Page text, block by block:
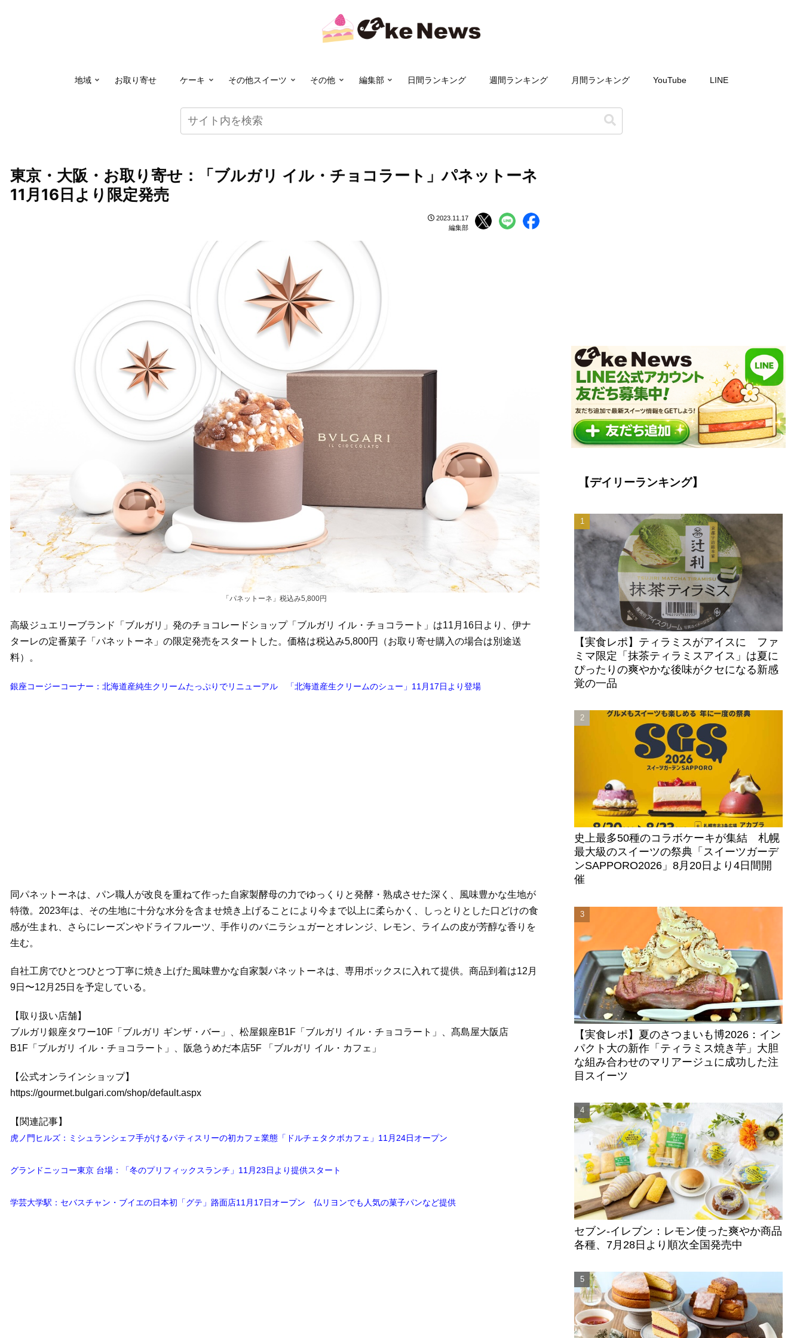
地域 お取り寄せ ケーキ その他スイーツ その他 編集部 日間ランキング 週間ランキング 月間ランキング YouTube LINE
東京・大阪・お取り寄せ：「ブルガリ イル・チョコラート」パネットーネ
11月16日より限定発売
2023.11.17
編集部
「パネットーネ」税込み5,800円
高級ジュエリーブランド「ブルガリ」発のチョコレードショップ「ブルガリ イル・チョコラート」は11月16日より、伊ナ
ターレの定番菓子「パネットーネ」の限定発売をスタートした。価格は税込み5,800円（お取り寄せ購入の場合は別途送
料）。
銀座コージーコーナー：北海道産純生クリームたっぷりでリニューアル 「北海道産生クリームのシュー」11月17日より登場
同パネットーネは、パン職人が改良を重ねて作った自家製酵母の力でゆっくりと発酵・熟成させた深く、風味豊かな生地が
特徴。2023年は、その生地に十分な水分を含ませ焼き上げることにより今まで以上に柔らかく、しっとりとした口どけの食
感が生まれ、さらにレーズンやドライフルーツ、手作りのバニラシュガーとオレンジ、レモン、ライムの皮が芳醇な香りを
生む。
自社工房でひとつひとつ丁寧に焼き上げた風味豊かな自家製パネットーネは、専用ボックスに入れて提供。商品到着は12月
9日〜12月25日を予定している。
【取り扱い店舗】
ブルガリ銀座タワー10F「ブルガリ ギンザ・バー」、松屋銀座B1F「ブルガリ イル・チョコラート」、髙島屋大阪店
B1F「ブルガリ イル・チョコラート」、阪急うめだ本店5F 「ブルガリ イル・カフェ」
【公式オンラインショップ】
https://gourmet.bulgari.com/shop/default.aspx
【関連記事】
虎ノ門ヒルズ：ミシュランシェフ手がけるパティスリーの初カフェ業態「ドルチェタクボカフェ」11月24日オープン
グランドニッコー東京 台場：「冬のプリフィックスランチ」11月23日より提供スタート
学芸大学駅：セバスチャン・ブイエの日本初「グテ」路面店11月17日オープン 仏リヨンでも人気の菓子パンなど提供
【デイリーランキング】
【実食レポ】ティラミスがアイスに ファ
ミマ限定「抹茶ティラミスアイス」は夏に
ぴったりの爽やかな後味がクセになる新感
覚の一品
史上最多50種のコラボケーキが集結 札幌
最大級のスイーツの祭典「スイーツガーデ
ンSAPPORO2026」8月20日より4日間開
催
【実食レポ】夏のさつまいも博2026：イン
パクト大の新作「ティラミス焼き芋」大胆
な組み合わせのマリアージュに成功した注
目スイーツ
セブン‐イレブン：レモン使った爽やか商品
各種、7月28日より順次全国発売中